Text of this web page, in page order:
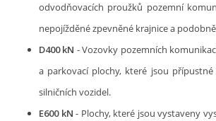
odvodňovacích proužků pozemní
nepojížděné zpevněné krajnice a
D400 kN - Vozovky pozemních
a parkovací plochy, které jsou
silničních vozidel.
E600 kN - Plochy, které jsou vystaveny